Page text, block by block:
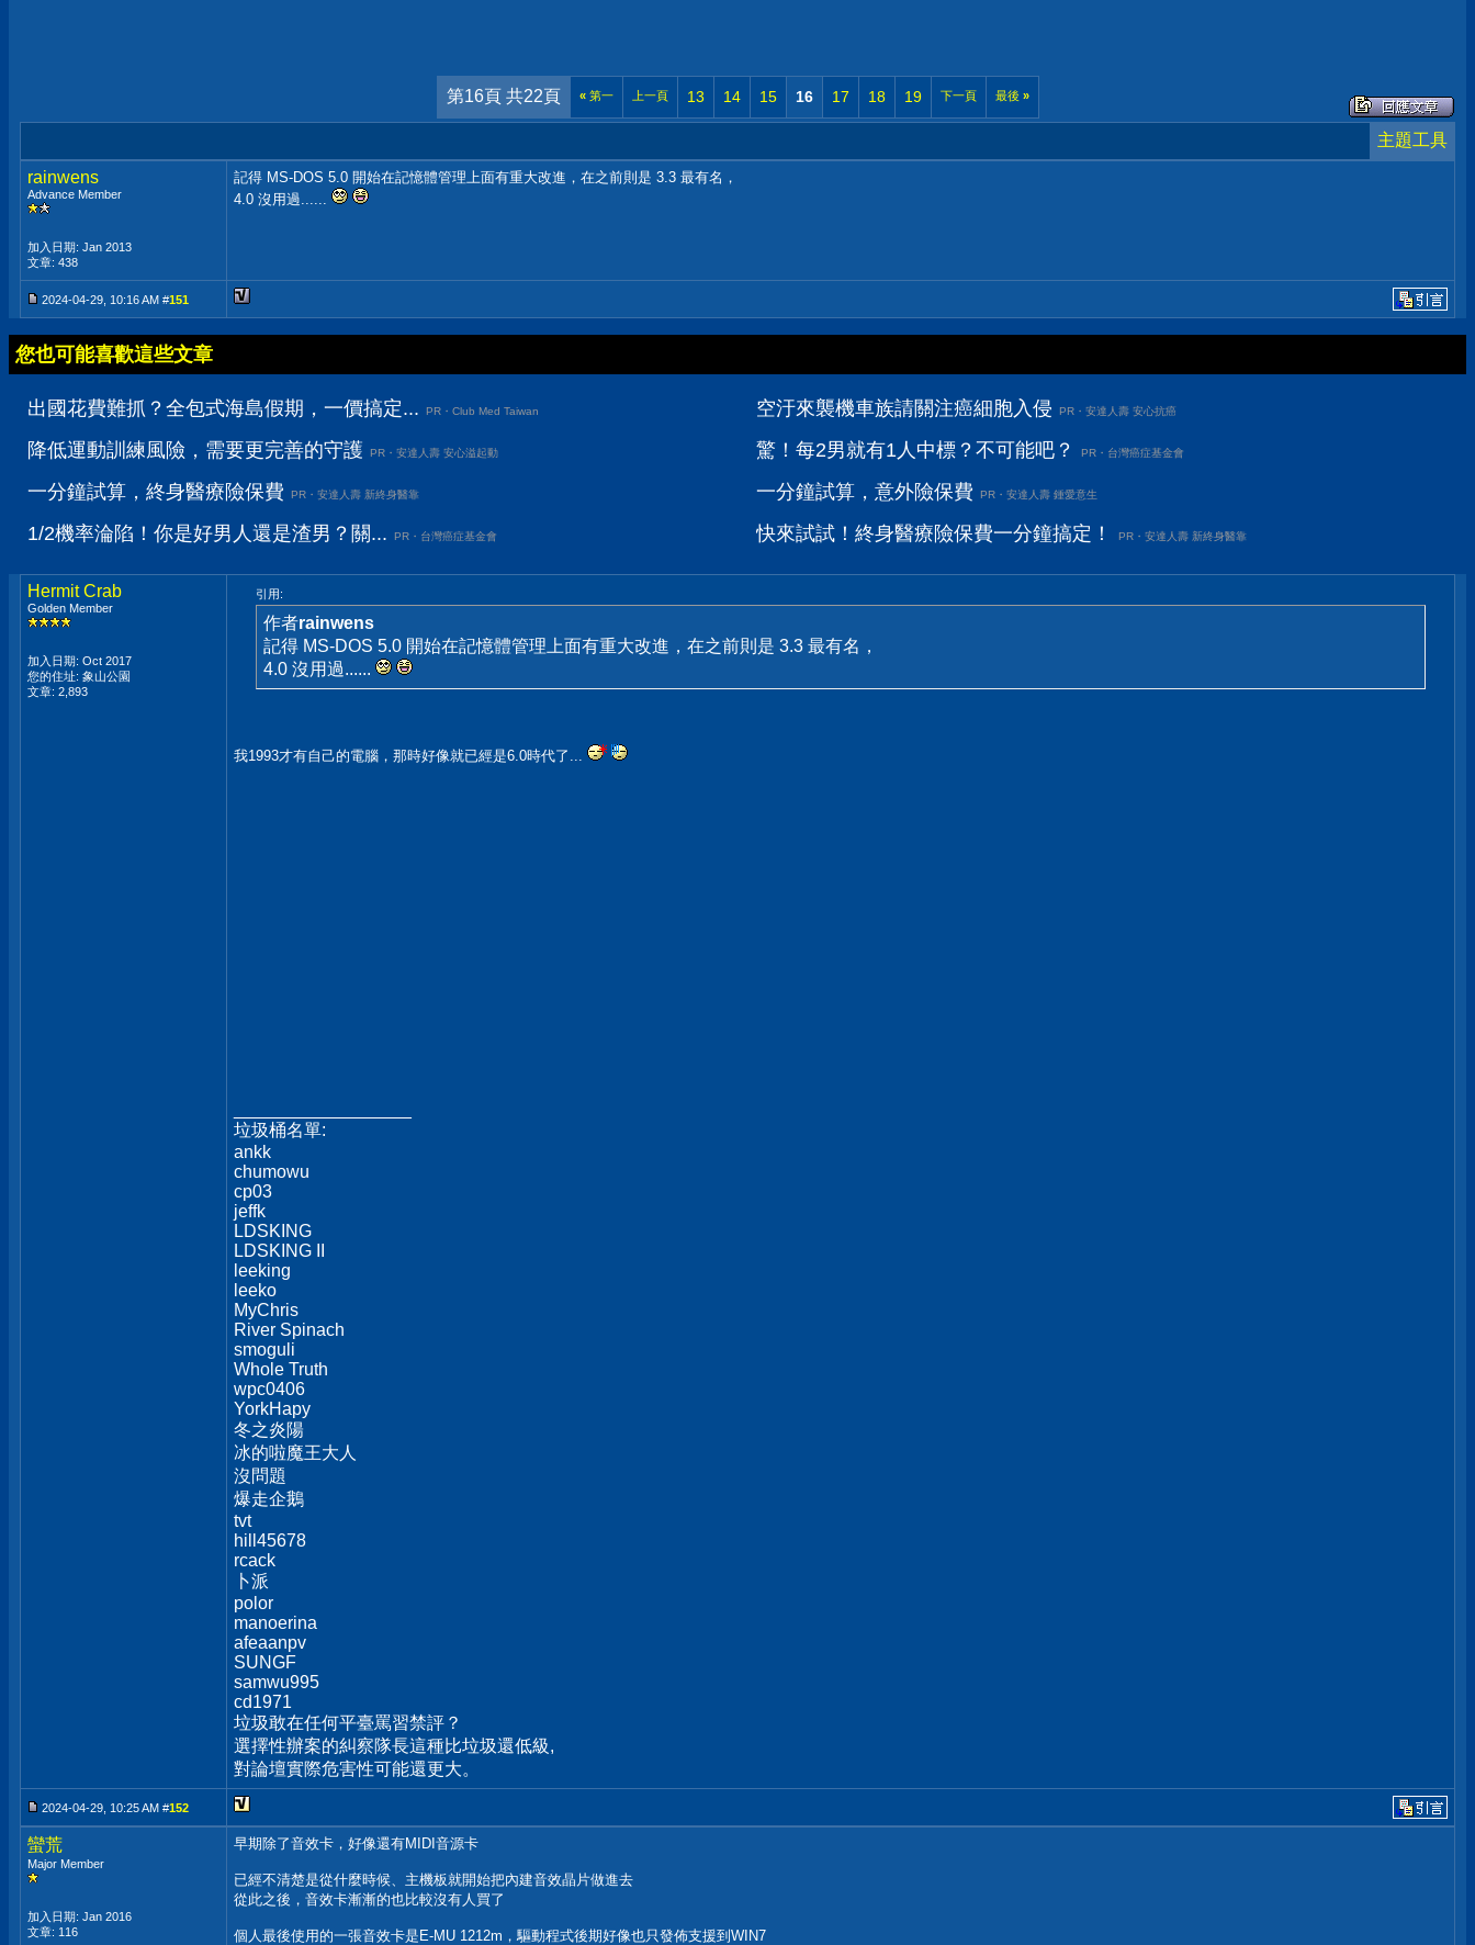
第16頁 共22頁 «第一 上一頁 13 14 15 16 17 18 19 下一頁 最後 »
主題工具
rainwens
Advance Member
加入日期: Jan 2013
文章: 438
記得 MS-DOS 5.0 開始在記憶體管理上面有重大改進，在之前則是 3.3 最有名，
4.0 沒用過......
2024-04-29, 10:16 AM #151
您也可能喜歡這些文章
出國花費難抓？全包式海島假期，一價搞定... PR・Club Med Taiwan
降低運動訓練風險，需要更完善的守護 PR・安達人壽 安心溢起動
一分鐘試算，終身醫療險保費 PR・安達人壽 新終身醫靠
1/2機率淪陷！你是好男人還是渣男？關... PR・台灣癌症基金會
空汙來襲機車族請關注癌細胞入侵 PR・安達人壽 安心抗癌
驚！每2男就有1人中標？不可能吧？ PR・台灣癌症基金會
一分鐘試算，意外險保費 PR・安達人壽 鍾愛意生
快來試試！終身醫療險保費一分鐘搞定！ PR・安達人壽 新終身醫靠
Hermit Crab
Golden Member
加入日期: Oct 2017
您的住址: 象山公園
文章: 2,893
引用:
作者rainwens
記得 MS-DOS 5.0 開始在記憶體管理上面有重大改進，在之前則是 3.3 最有名，
4.0 沒用過......
我1993才有自己的電腦，那時好像就已經是6.0時代了...
垃圾桶名單:
ankk
chumowu
cp03
jeffk
LDSKING
LDSKING II
leeking
leeko
MyChris
River Spinach
smoguli
Whole Truth
wpc0406
YorkHapy
冬之炎陽
冰的啦魔王大人
沒問題
爆走企鵝
tvt
hill45678
rcack
卜派
polor
manoerina
afeaanpv
SUNGF
samwu995
cd1971
垃圾敢在任何平臺罵習禁評？
選擇性辦案的糾察隊長這種比垃圾還低級,
對論壇實際危害性可能還更大。
2024-04-29, 10:25 AM #152
蠻荒
Major Member
加入日期: Jan 2016
文章: 116
早期除了音效卡，好像還有MIDI音源卡
已經不清楚是從什麼時候、主機板就開始把內建音效晶片做進去
從此之後，音效卡漸漸的也比較沒有人買了
個人最後使用的一張音效卡是E-MU 1212m，驅動程式後期好像也只發佈支援到WIN7